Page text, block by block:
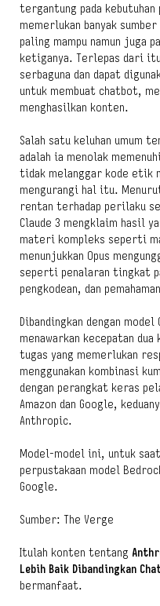
tergantung pada
memerlukan banyak sumber
paling mampu namun juga
ketiganya. Terlepas dari
serbaguna dan dapat
untuk membuat chatbot,
menghasilkan konten.
Salah satu keluhan umum
adalah ia menolak
tidak melanggar kode etik
mengurangi hal itu.
rentan terhadap perilaku
Claude 3 mengklaim hasil
materi kompleks seperti
menunjukkan Opus
seperti penalaran tingkat
pengkodean, dan
Dibandingkan dengan
menawarkan kecepatan
tugas yang memerlukan
menggunakan kombinasi
dengan perangkat keras
Amazon dan Google,
Anthropic.
Model-model ini, untuk
perpustakaan model
Google.
Sumber: The Verge
Itulah konten tentang
Lebih Baik Dibandingkan
bermanfaat.